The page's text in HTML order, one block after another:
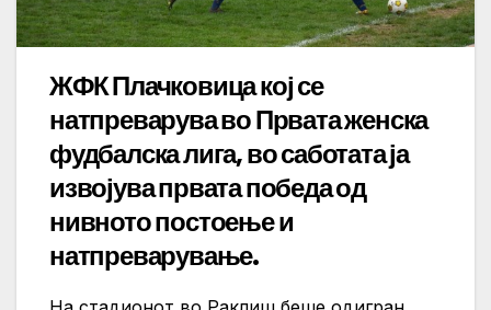
ЖФК Плачковица кој се
натпреварува во Првата женска
фудбалска лига, во саботата ја
извојува првата победа од
нивното постоење и
натпреварување.